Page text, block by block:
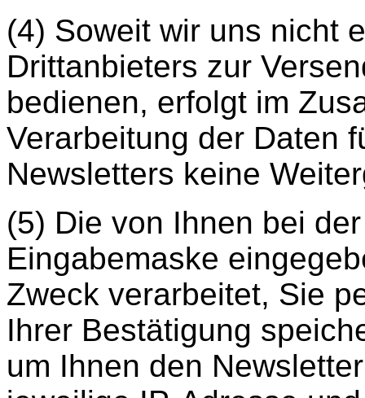
(4) Soweit wir uns nicht
Drittanbieters zur
bedienen, erfolgt im
Verarbeitung der Daten
Newsletters keine
(5) Die von Ihnen bei
Eingabemaske
Zweck verarbeitet, Sie
Ihrer Bestätigung
um Ihnen den